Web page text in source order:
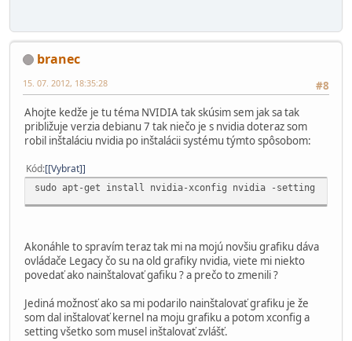
branec
#8
15. 07. 2012, 18:35:28
Ahojte kedže je tu téma NVIDIA tak skúsim sem jak sa tak
približuje verzia debianu 7 tak niečo je s nvidia doteraz som
robil inštaláciu nvidia po inštalácii systému týmto spôsobom:
Kód [Vybrat]
sudo apt-get install nvidia-xconfig nvidia -setting
Akonáhle to spravím teraz tak mi na mojú novšiu grafiku dáva
ovládače Legacy čo su na old grafiky nvidia, viete mi niekto
povedať ako nainštalovať gafiku ? a prečo to zmenili ?
Jediná možnosť ako sa mi podarilo nainštalovať grafiku je že
som dal inštalovať kernel na moju grafiku a potom xconfig a
setting všetko som musel inštalovať zvlášť.